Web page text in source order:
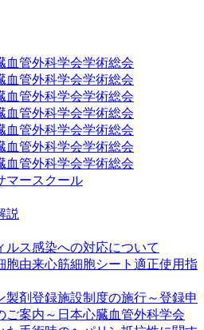
血管外科学会学術総会
血管外科学会学術総会
血管外科学会学術総会
血管外科学会学術総会
血管外科学会学術総会
血管外科学会学術総会
血管外科学会学術総会
マースクール
説
ルス感染への対応について
胞由来心筋細胞シート適正使用指
製剤登録施設制度の施行～登録申
ご案内～日本心臓血管外科学会